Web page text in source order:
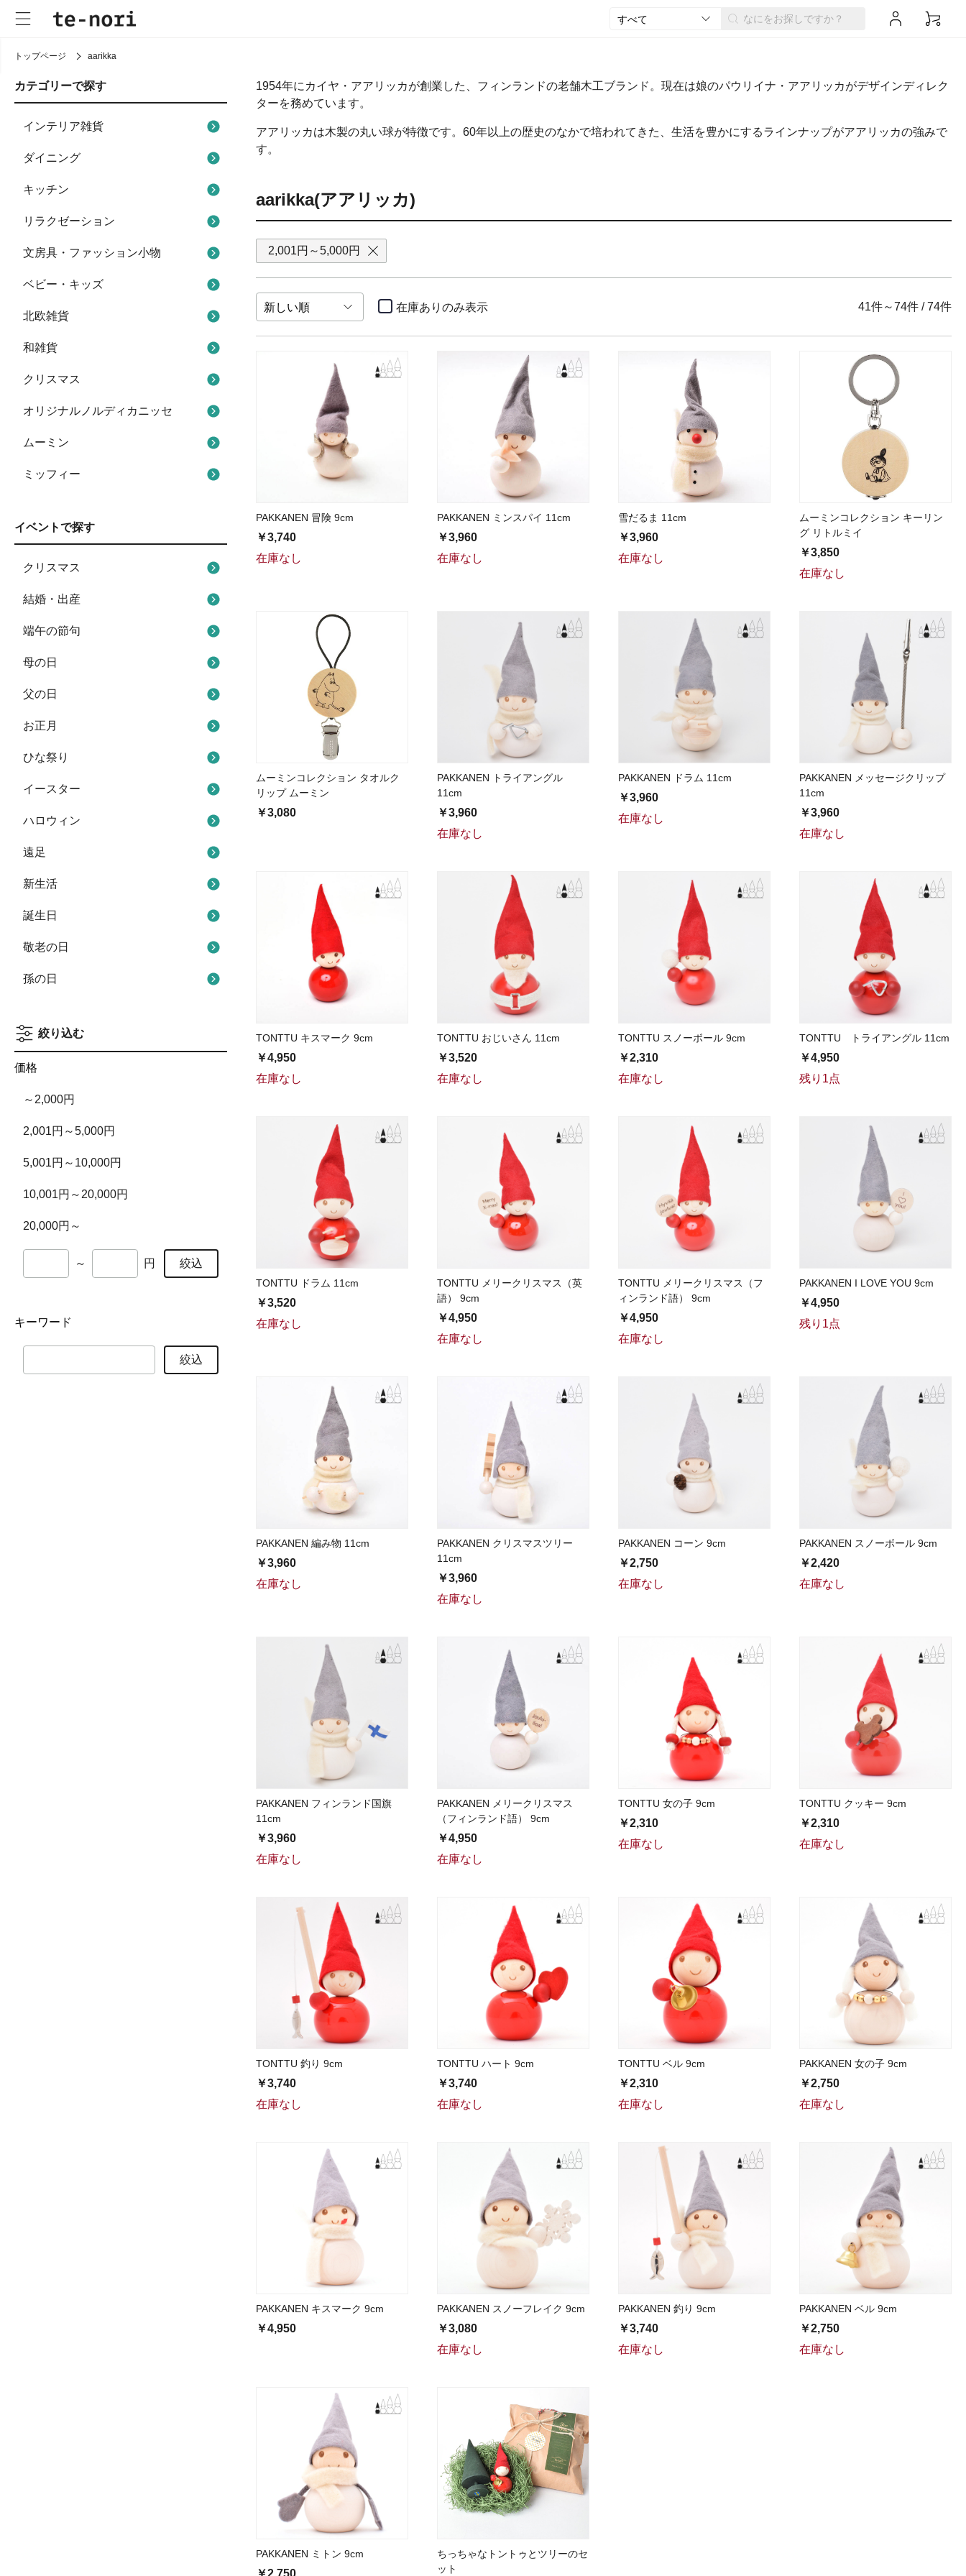
トップページ aarikka
カテゴリーで探す
インテリア雑貨
ダイニング
キッチン
リラクゼーション
文房具・ファッション小物
ベビー・キッズ
北欧雑貨
和雑貨
クリスマス
オリジナルノルディカニッセ
ムーミン
ミッフィー
イベントで探す
クリスマス
結婚・出産
端午の節句
母の日
父の日
お正月
ひな祭り
イースター
ハロウィン
遠足
新生活
誕生日
敬老の日
孫の日
絞り込む
価格
～2,000円
2,001円～5,000円
5,001円～10,000円
10,001円～20,000円
20,000円～
～ 円 絞込
キーワード
絞込
1954年にカイヤ・アアリッカが創業した、フィンランドの老舗木工ブランド。現在は娘のパウリイナ・アアリッカがデザインディレク
ターを務めています。
アアリッカは木製の丸い球が特徴です。60年以上の歴史のなかで培われてきた、生活を豊かにするラインナップがアアリッカの強みで
す。
aarikka(アアリッカ)
2,001円～5,000円
在庫ありのみ表示 41件～74件 / 74件
PAKKANEN 冒険 9cm
￥3,740
在庫なし
PAKKANEN ミンスパイ 11cm
￥3,960
在庫なし
雪だるま 11cm
￥3,960
在庫なし
ムーミンコレクション キーリン
グ リトルミイ
￥3,850
在庫なし
ムーミンコレクション タオルク
リップ ムーミン
￥3,080
PAKKANEN トライアングル
11cm
￥3,960
在庫なし
PAKKANEN ドラム 11cm
￥3,960
在庫なし
PAKKANEN メッセージクリップ
11cm
￥3,960
在庫なし
TONTTU キスマーク 9cm
￥4,950
在庫なし
TONTTU おじいさん 11cm
￥3,520
在庫なし
TONTTU スノーボール 9cm
￥2,310
在庫なし
TONTTU トライアングル 11cm
￥4,950
残り1点
TONTTU ドラム 11cm
￥3,520
在庫なし
TONTTU メリークリスマス（英
語） 9cm
￥4,950
在庫なし
TONTTU メリークリスマス（フ
ィンランド語） 9cm
￥4,950
在庫なし
PAKKANEN I LOVE YOU 9cm
￥4,950
残り1点
PAKKANEN 編み物 11cm
￥3,960
在庫なし
PAKKANEN クリスマスツリー
11cm
￥3,960
在庫なし
PAKKANEN コーン 9cm
￥2,750
在庫なし
PAKKANEN スノーボール 9cm
￥2,420
在庫なし
PAKKANEN フィンランド国旗
11cm
￥3,960
在庫なし
PAKKANEN メリークリスマス
（フィンランド語） 9cm
￥4,950
在庫なし
TONTTU 女の子 9cm
￥2,310
在庫なし
TONTTU クッキー 9cm
￥2,310
在庫なし
TONTTU 釣り 9cm
￥3,740
在庫なし
TONTTU ハート 9cm
￥3,740
在庫なし
TONTTU ベル 9cm
￥2,310
在庫なし
PAKKANEN 女の子 9cm
￥2,750
在庫なし
PAKKANEN キスマーク 9cm
￥4,950
PAKKANEN スノーフレイク 9cm
￥3,080
在庫なし
PAKKANEN 釣り 9cm
￥3,740
在庫なし
PAKKANEN ベル 9cm
￥2,750
在庫なし
PAKKANEN ミトン 9cm
￥2,750
ちっちゃなトントゥとツリーのセ
ット